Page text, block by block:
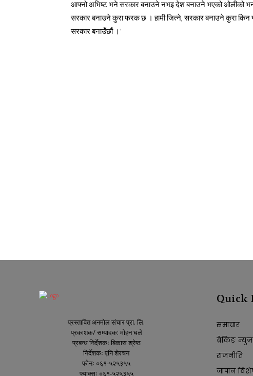
आफ्नो अभिष्ट भने सरकार बनाउने नभइ देश बनाउने भएको ओलीको
सरकार बनाउने कुरा फरक छ । हामी जित्ने, सरकार बनाउने कुरा किन
सरकार बनाउँछौं ।’
प्रस्तावित अनमोल संचार प्रा. लि.
प्रकाशक/ सम्पादक: मोहन घले
प्रबन्ध निर्देशकः बिकास श्रेष्ठ
निर्देशकः एनि शेरचन
फोनः ०६१-५२५३५५
फ्याक्सः ०६१-५२५३५५
Quick
समाचार
ब्रेकिङ न्युज
राजनीति
जापान